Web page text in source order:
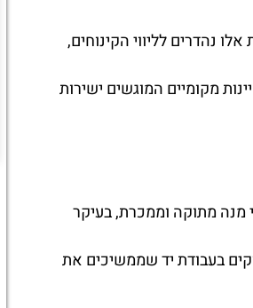
נהדרים לליווי הקינוחים,
מקומיים המוגשים ישירות
מנה מתוקה וממכרת, בעיקר
בעבודת יד שממשיכים את